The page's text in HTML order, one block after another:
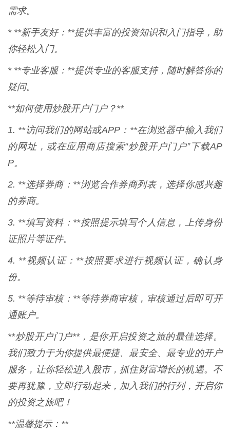
需求。
* **新手友好：**提供丰富的投资知识和入门指导，助
你轻松入门。
* **专业客服：**提供专业的客服支持，随时解答你的
疑问。
**如何使用炒股开户门户？**
1. **访问我们的网站或APP：**在浏览器中输入我们
的网址，或在应用商店搜索“炒股开户门户”下载AP
P。
2. **选择券商：**浏览合作券商列表，选择你感兴趣
的券商。
3. **填写资料：**按照提示填写个人信息，上传身份
证照片等证件。
4. **视频认证：**按照要求进行视频认证，确认身
份。
5. **等待审核：**等待券商审核，审核通过后即可开
通账户。
**炒股开户门户**，是你开启投资之旅的最佳选择。
我们致力于为你提供最便捷、最安全、最专业的开户
服务，让你轻松进入股市，抓住财富增长的机遇。不
要再犹豫，立即行动起来，加入我们的行列，开启你
的投资之旅吧！
**温馨提示：**